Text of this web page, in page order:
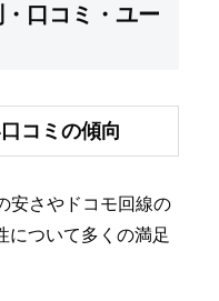
口コミ・ユー
コミの傾向
安さやドコモ回線の
について多くの満足